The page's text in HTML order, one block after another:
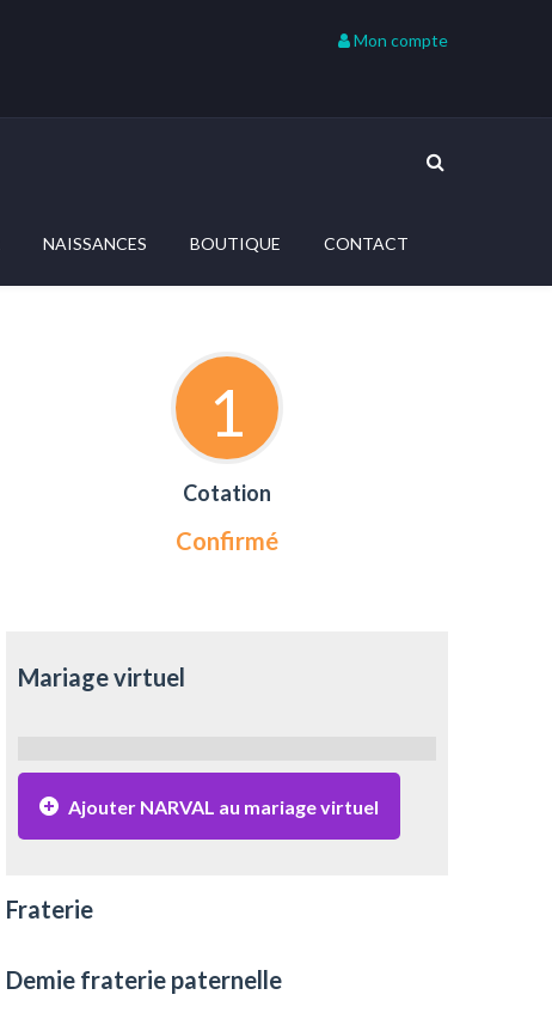
Mon compte
NAISSANCES BOUTIQUE CONTACT
1
Cotation
Confirmé
Mariage virtuel
Ajouter NARVAL au mariage virtuel
Fraterie
Demie fraterie paternelle